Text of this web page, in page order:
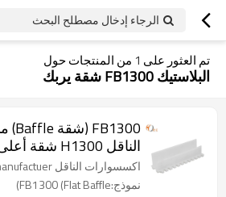
الرجاء إدخال مصطلح البحث
تم العثور على 1 من المنتجات حول
البلاستيك FB1300 شقة يربك
الناقل H1300 شقة أعلى الحزام
اكسسوارات الناقل manufactuer --- قوانغتشو هونغجيانغ
نموذج:FB1300 (Flat Baffle)